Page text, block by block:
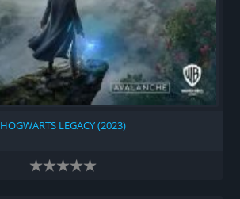
HOGWARTS LEGACY (2023)